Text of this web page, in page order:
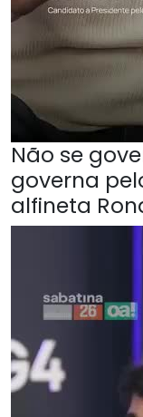
Não se
governa
alfineta